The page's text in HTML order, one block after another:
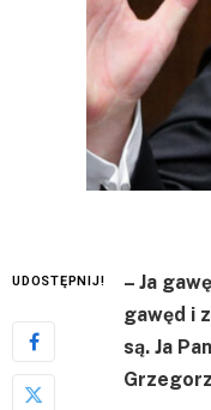
UDOSTĘPNIJ!
– Ja
gawęd i
są. Ja